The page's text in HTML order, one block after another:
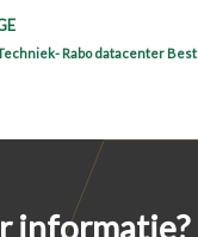
Rabo datacenter Best
informatie?